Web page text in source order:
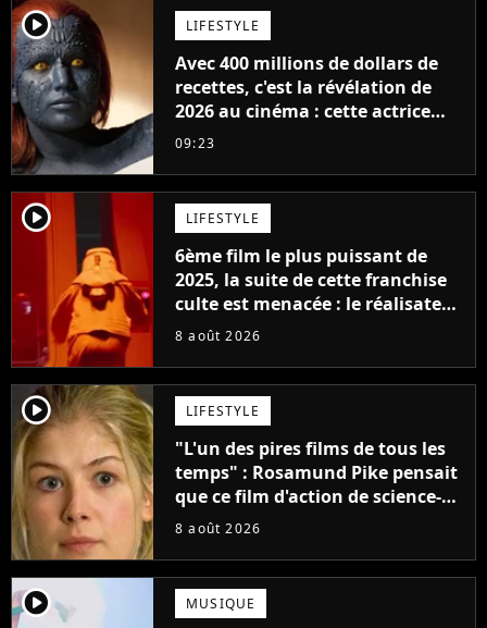
player2 LIFESTYLE
Avec 400 millions de dollars de
recettes, c'est la révélation de
2026 au cinéma : cette actrice
adorée prête à remplacer
09:23
player2 LIFESTYLE
6ème film le plus puissant de
2025, la suite de cette franchise
culte est menacée : le réalisateur
claque la porte pour "différends
8 août 2026
player2 LIFESTYLE
"L'un des pires films de tous les
temps" : Rosamund Pike pensait
que ce film d'action de science-
fiction avec Dwayne Johnson
8 août 2026
player2 MUSIQUE